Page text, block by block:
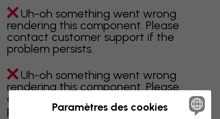
Uh-oh something went wrong
rendering this component. Please
contact customer support if the
problem persists.
Uh-oh something went wrong
rendering this component. Please
contact customer support if the
problem persists.Paramètres des cookies